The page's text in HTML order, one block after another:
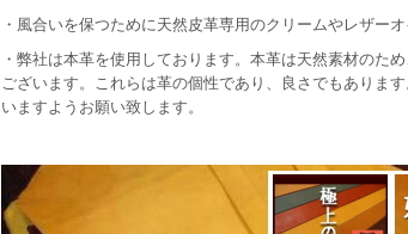
・風合いを保つために天然皮革専用のクリームやレザー
・弊社は本革を使用しております。本革は天然素材のた
ございます。これらは革の個性であり、良さでもありま
いますようお願い致します。